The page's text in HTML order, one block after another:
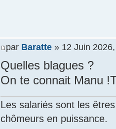
par Baratte » 12 Juin
Quelles blagues ?
On te connait Manu
Les salariés sont les
chômeurs en puissance.